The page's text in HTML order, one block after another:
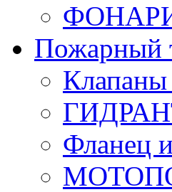
ФОНАРИ
Пожарный
Клапаны
Фланец